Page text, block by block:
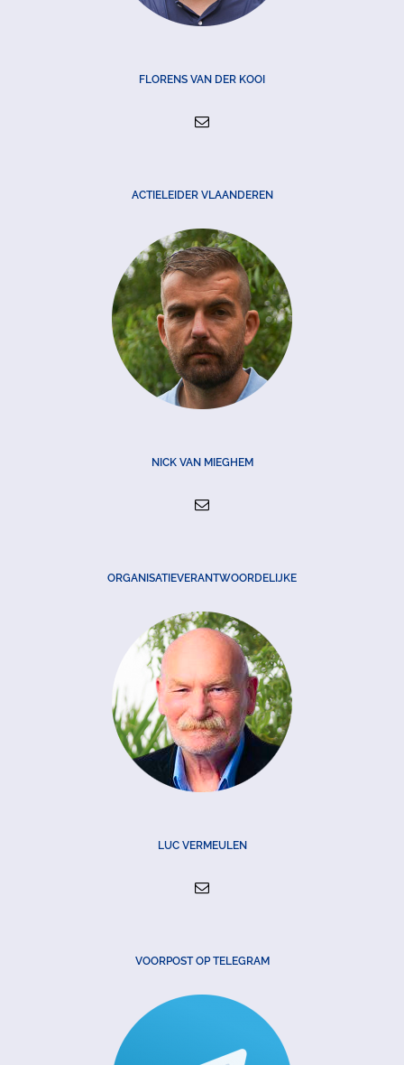
FLORENS VAN DER KOOI
ACTIELEIDER VLAANDEREN
NICK VAN MIEGHEM
ORGANISATIEVERANTWOORDELIJKE
LUC VERMEULEN
VOORPOST OP TELEGRAM